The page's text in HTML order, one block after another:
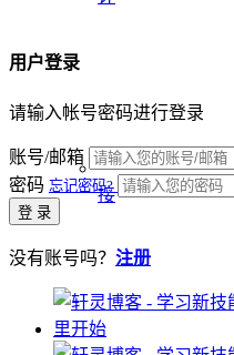
接
用户登录
请输入帐号密码进行登录
账号/邮箱
密码 忘记密码?
登 录
没有账号吗？ 注册